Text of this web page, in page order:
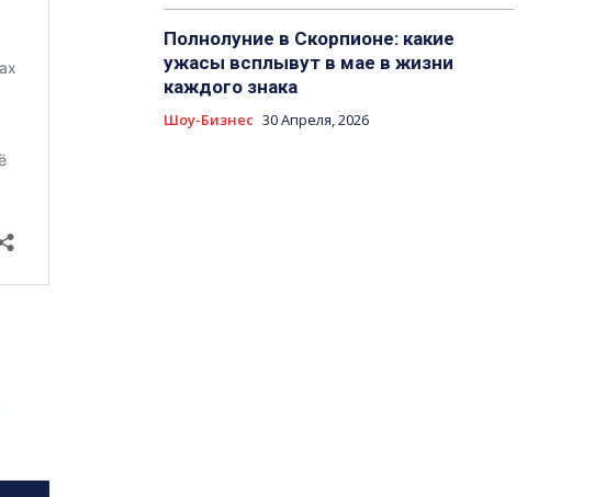
Полнолуние в Скорпионе: какие
ужасы всплывут в мае в жизни
каждого знака
Шоу-Бизнес 30 Апреля, 2026